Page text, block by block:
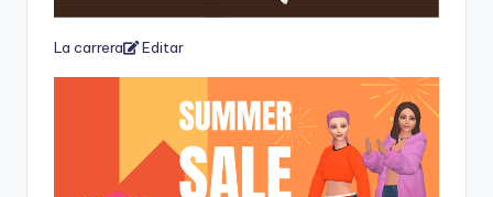
La carrera Editar